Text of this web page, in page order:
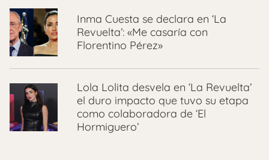
Inma Cuesta se declara en ‘La
Revuelta’: «Me casaría con
Florentino Pérez»
Lola Lolita desvela en ‘La Revuelta’
el duro impacto que tuvo su etapa
como colaboradora de ‘El
Hormiguero’